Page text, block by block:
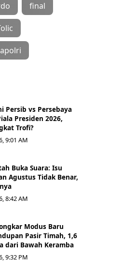
final
Persib vs Persebaya
Presiden 2026,
Trofi?
9:01 AM
Buka Suara: Isu
Agustus Tidak Benar,
8:42 AM
Modus Baru
Pasir Timah, 1,6
dari Bawah Keramba
9:32 PM